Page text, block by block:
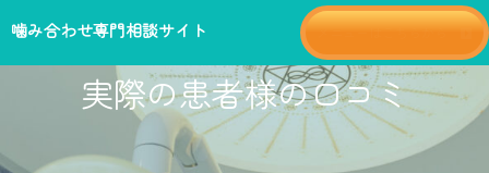
噛み合わせ専門相談サイト
実際の患者様の口コミ